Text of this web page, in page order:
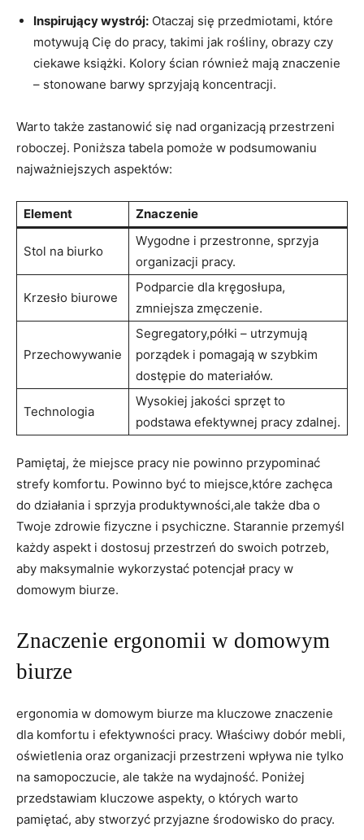
Inspirujący‌ wystrój: ⁣Otaczaj ​się przedmiotami, które
motywują Cię do pracy, takimi jak rośliny, obrazy czy
ciekawe ⁣książki. Kolory ścian również mają znaczenie
– ‌stonowane barwy sprzyjają ‌koncentracji.
Warto także‍ zastanowić się nad‌ organizacją przestrzeni
roboczej. Poniższa tabela ‌pomoże w podsumowaniu
najważniejszych ​aspektów:
Element Znaczenie
Stol​ na⁣ biurko
Wygodne i przestronne,‍ sprzyja
organizacji pracy.
Krzesło biurowe
Podparcie dla ‍kręgosłupa,
zmniejsza‍ zmęczenie.
Przechowywanie
Segregatory,półki –⁢ utrzymują‍
porządek i‍ pomagają w szybkim
dostępie ‌do materiałów.
Technologia
Wysokiej jakości​ sprzęt ⁢to
podstawa efektywnej pracy zdalnej.
Pamiętaj,⁤ że ‍miejsce⁤ pracy nie powinno przypominać
strefy komfortu. Powinno być to miejsce,które zachęca
do działania i sprzyja ‍produktywności,ale także ​dba o​
Twoje zdrowie fizyczne‌ i psychiczne. Starannie przemyśl
każdy aspekt i⁢ dostosuj przestrzeń ⁤do swoich potrzeb,
aby maksymalnie wykorzystać ​potencjał pracy w
domowym ⁣biurze.
Znaczenie ergonomii w domowym
biurze
ergonomia w⁤ domowym ⁣biurze ma⁣ kluczowe znaczenie
dla komfortu i efektywności pracy. Właściwy dobór mebli,
⁣oświetlenia oraz⁤ organizacji przestrzeni‌ wpływa⁣ nie tylko
⁣na samopoczucie, ale ⁤także na wydajność. Poniżej
przedstawiam kluczowe aspekty, o których warto
pamiętać,⁢ aby stworzyć przyjazne środowisko do pracy.